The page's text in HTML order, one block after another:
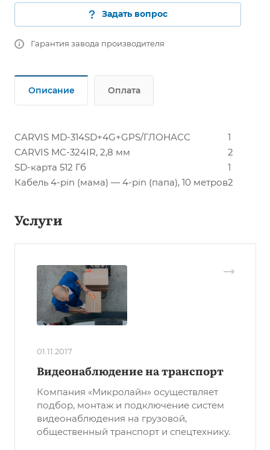
Задать вопрос
Гарантия завода производителя
Описание Оплата
CARVIS MD-314SD+4G+GPS/ГЛОНАСС
1
CARVIS MC-324IR, 2,8 мм
2
SD-карта 512 Гб
1
Кабель 4-pin (мама) — 4-pin (папа), 10 метров2
Услуги
01.11.2017
Видеонаблюдение на транспорт
Компания «Микролайн» осуществляет
подбор, монтаж и подключение систем
видеонаблюдения на грузовой,
общественный транспорт и спецтехнику.